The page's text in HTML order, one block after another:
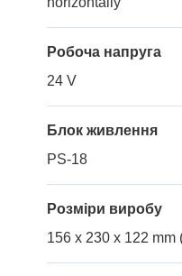
Робоча напруга
24 V
Блок живлення
PS-18
Розміри виробу
156 x 230 x 122